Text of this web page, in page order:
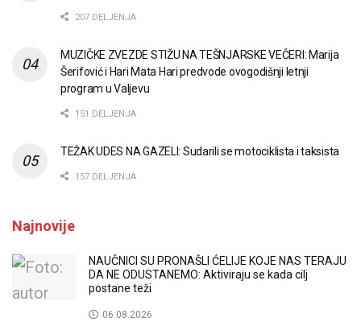
207 DELJENJA
MUZIČKE ZVEZDE STIŽU NA TEŠNJARSKE VEČERI: Marija
Šerifović i Hari Mata Hari predvode ovogodišnji letnji
program u Valjevu
151 DELJENJA
TEŽAK UDES NA GAZELI: Sudarili se motociklista i taksista
157 DELJENJA
Najnovije
NAUČNICI SU PRONAŠLI ĆELIJE KOJE NAS TERAJU
DA NE ODUSTANEMO: Aktiviraju se kada cilj
postane teži
06.08.2026